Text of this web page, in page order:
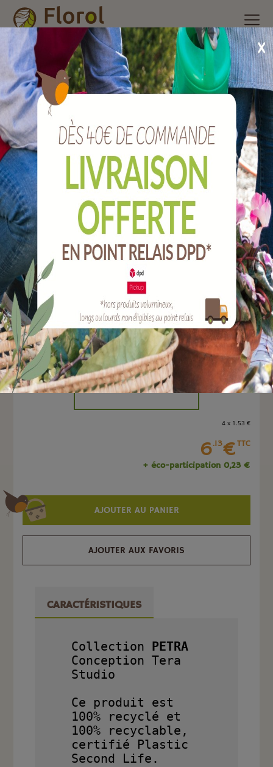
Accueil Nos produits /Poterie et accessoires /Pot plastique/
Pot petra argile Ø 35 cm
Pot PETRA argile Ø 35 cm
Ref :
142035001
EAN :8051560239838
Marque :
Quantité :
Unité
-
4 x 1 .53 €
6.13€TTC
+ éco-participation 0,23 €
AJOUTER AU PANIER
AJOUTER AUX FAVORIS
CARACTÉRISTIQUES
Collection PETRA
Conception Tera
Studio
Ce produit est
100% recyclé et
100% recyclable,
certifié Plastic